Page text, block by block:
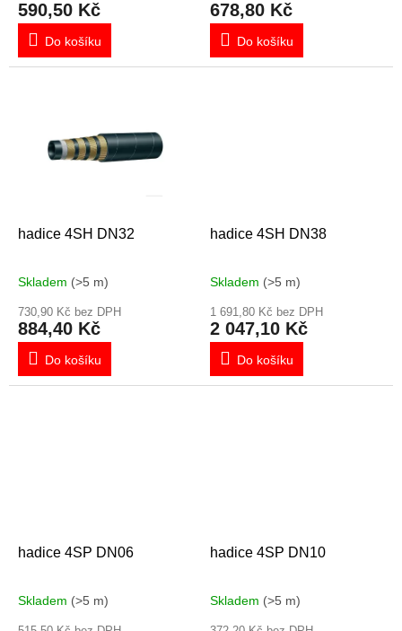
590,50 Kč
Do košíku
678,80 Kč
Do košíku
hadice 4SH DN32
Skladem (>5 m)
730,90 Kč bez DPH
884,40 Kč
Do košíku
hadice 4SH DN38
Skladem (>5 m)
1 691,80 Kč bez DPH
2 047,10 Kč
Do košíku
hadice 4SP DN06
Skladem (>5 m)
hadice 4SP DN10
Skladem (>5 m)